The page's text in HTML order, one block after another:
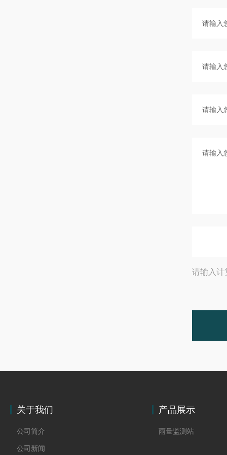
请输入计
关于我们
公司简介
公司新闻
产品展示
雨量监测站